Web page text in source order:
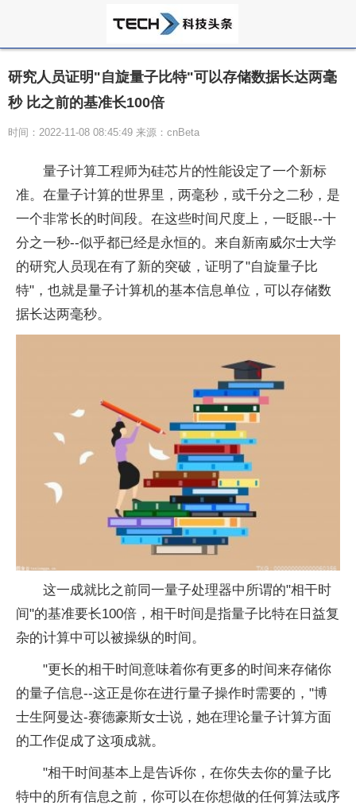
研究人员证明"自旋量子比特"可以存储数据长达两毫
秒 比之前的基准长100倍
时间：2022-11-08 08:45:49 来源：cnBeta
量子计算工程师为硅芯片的性能设定了一个新标
准。在量子计算的世界里，两毫秒，或千分之二秒，是
一个非常长的时间段。在这些时间尺度上，一眨眼--十
分之一秒--似乎都已经是永恒的。来自新南威尔士大学
的研究人员现在有了新的突破，证明了"自旋量子比
特"，也就是量子计算机的基本信息单位，可以存储数
据长达两毫秒。
这一成就比之前同一量子处理器中所谓的"相干时
间"的基准要长100倍，相干时间是指量子比特在日益复
杂的计算中可以被操纵的时间。
"更长的相干时间意味着你有更多的时间来存储你
的量子信息--这正是你在进行量子操作时需要的，"博
士生阿曼达-赛德豪斯女士说，她在理论量子计算方面
的工作促成了这项成就。
"相干时间基本上是告诉你，在你失去你的量子比
特中的所有信息之前，你可以在你想做的任何算法或序